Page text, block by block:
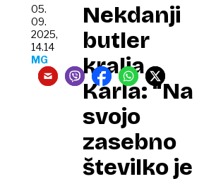
Nekdanji
butler
kralja
Karla: “Na
svojo
zasebno
številko je
05.
09.
2025,
14.14
MG